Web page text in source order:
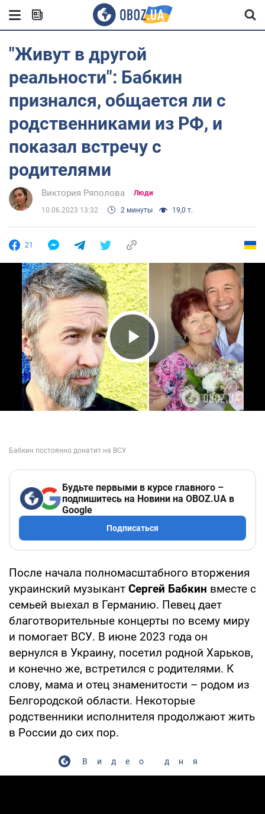
"Живут в другой
реальности": Бабкин
признался, общается ли с
родственниками из РФ, и
показал встречу с
родителями
Виктория Ряполова Люди
10.06.2023 13:32 2 минуты 19,0 т.
21
Play Video
Будьте первыми в курсе главного –
подпишитесь на Новини на OBOZ.UA в
Google
Подписаться
После начала полномасштабного вторжения
украинский музыкант Сергей Бабкин вместе с
семьей выехал в Германию. Певец дает
благотворительные концерты по всему миру
и помогает ВСУ. В июне 2023 года он
вернулся в Украину, посетил родной Харьков,
и конечно же, встретился с родителями. К
слову, мама и отец знаменитости – родом из
Белгородской области. Некоторые
родственники исполнителя продолжают жить
в России до сих пор.
Видео дня